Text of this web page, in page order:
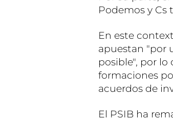
Podemos y Cs
En este
apuestan "por
posible", por
formaciones
acuerdos de
El PSIB ha